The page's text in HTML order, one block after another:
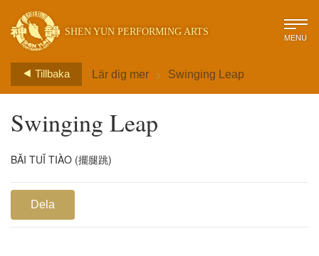
SHEN YUN PERFORMING ARTS MENU
Tillbaka Lär dig mer > Swinging Leap
Swinging Leap
BǍI TUǏ TIÀO (擺腿跳)
Dela